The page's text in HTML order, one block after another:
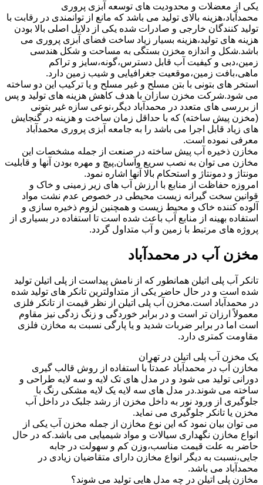
یکی از معضلات و محدودیت های توسعه آبزی پروری
محمدآباد،هزینه بالای تولید می باشد که مانع از توانمندی در رقابت با
تولید کنندگان خارجی و صادرات شده یکی از دلایل اصلی بالا بودن
هزینه های تولید،هزینه بسیار زیاد ساخت فضای آبزی پروری می
باشد.شکل و اندازه مخزن بستگی به مساحت و شکل هندسی
زمین،دبی و کیفیت آب قابل دسترس،گونه،سایز و تراکم
ماهی،بافت زمین،موقعیت جغرافیایی و شیب زمین دارد.
استخر های بتونی با بتن مسلح و غیر مسلح و یا ترکیب این دو ساخته
می شود.شرکت مخزن سازان با هدف کاهش هزینه های تولید و پس
از بررسی های متعدد در محمدآباد دیگر،نوعی سازه غیر بتونی
(مخزن پیش ساخته) که با حداقل زمان ساخت و هزینه در گنجایش
های زیاد قابل اجرا می باشد را به جامعه آبزی پروری محمدآباد
معرفی نموده است.
مخازن ذخیره آب پیش ساخته در صنعت از جمله مشخصات این
مخازن می توان به نصب سریع وآسان,پیچ و مهره بودن آنها و قابلیت
مونتاژ و دمونتاژ و استحکام بالا آنها اشاره نمود.
امروزه حفاظت از منابع با ارزش آب های زیر زمینی و خاک و
قوانین سخت گیرانه زیست محیطی در خصوص عدم نشت مواد
آلوده کننده خاک و محیط زیست و همچنین لزوم ذخیره سازی و
استفاده بهینه از منابع آب باعث شده است تا استفاده در بسیاری از
پروژه های مرتبط با زمین و آب متداول گردد.
مخزن آب در محمدآباد
تانکر آب پلی اتیلن همانطور که از نامش پیداست از پلی اتیلن تولید
شده است و در حال حاضر یکی از متداولترین تانکر های تولید شده
در محمدآباد است.مخزن آب پلی اتیلن از نظر قیمت از تانکر فلزی
معمولاً ارزان تر است و در برابر خوردگی و زنگ زدگی نیز مقاوم
است اما در برابر ضربات شدید و یا پارگی نسبت به مخازن فلزی
مقاومت کمتری دارد.
یک مخزن آب پلی اتیلن در تهران
مخازن آب در محمدآباد عمدتاً با استفاده از روش قالب گیری
دورانی تولید می شود و در مدل های تک لایه و سه لایه طراحی و
ساخته می شوند.در مدل های سه لایه یک لایه مشکی رنگ با
جلوگیری از ورود نور به داخل مخزن از رشد جلبک در داخل آب
مخزن یا تانکر جلوگیری می نماید.
می توان بیان نمود که این نوع مخازن از جمله مخزن آب یکی از
انواع مخازن نگهداری سیالات و مواد شیمیایی می باشد.که در حال
حاضر به علت قیمت مناسب،وزن کم و سهولت در جابه
جایی،نسبت به دیگر انواع مخازن دارای متقاضیان زیادی در
محمدآباد می باشد.
مخازن پلی اتیلن در چه مدل هایی تولید می شوند؟